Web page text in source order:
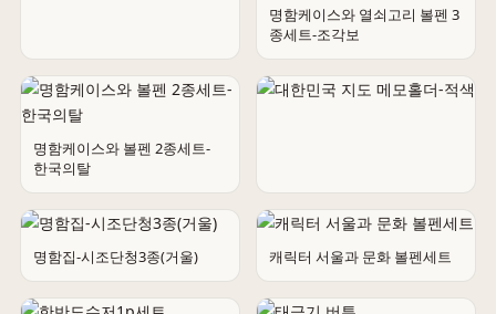
서울명소펜-4p세트
명함케이스와 열쇠고리 볼펜 3
종세트-조각보
명함케이스와 볼펜 2종세트-
한국의탈
대한민국 지도 메모홀더-적색
명함집-시조단청3종(거울) 캐릭터 서울과 문화 볼펜세트